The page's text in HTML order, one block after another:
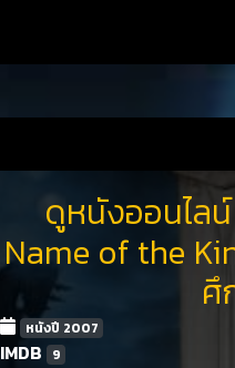
ดูหนังออนไล
Name of the
ศึ
หนังปี 2007
IMDB 9